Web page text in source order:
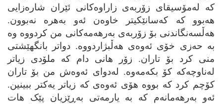
که له‌مۆسیقای زۆربه‌ی زاراوه‌کانی ئێران شاره‌زایی
ھه‌بوو که که‌سانێکیتر خاوه‌ن ئه‌و به‌ھره نه‌بوون.
ھه‌ڵسه‌نگاندنی بۆ زۆربه‌ی به‌رھه‌مه‌کانی من کردووه وه
به‌ حه‌زی خۆی ئه‌وه‌ی ھه‌ڵبژاردووه. دواتر بانگھێشتی
منی کرد بۆ تاران. زۆر ھانی دام که ملۆدی زیاتر
له‌ناوچه‌که کۆ بکه‌مه‌وه. له‌دوای ئه‌وه‌ش من بۆ تاران
کۆچم کرد که بووه ھۆی ئه‌وه‌ی که زیاتر یه‌کتر ببینین.
ئه‌و به‌رھه‌مانه‌م که به یارمه‌تی به‌ڕێزیان پێک ھات